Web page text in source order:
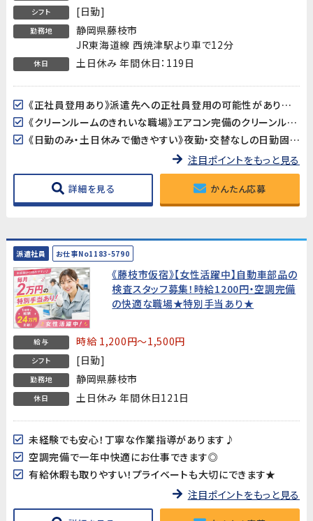
シフト [日勤]
勤務地
静岡県藤枝市
JR東海道線 西焼津駅より車で12分
休日 土日休み 年間休日：119日
《正社員登用あり》派遣先への正社員登用の可能性があります。腰を据えて長く働きたい方、キャリアアップを目指したい方にぴったりの職場です。
《クリーンルームのきれいな職場》エアコン完備のクリーンルーム（フル装備）での作業です。全体空調が整った清潔な環境で、夏も冬も快適に働けます。
《日勤のみ・土日休みで働きやすい》夜勤・交替なしの日勤固定。土日はしっかり休めるので、プライベートとのバランスが取りやすい環境です。
注目ポイントをもっと見る
詳細を見る かんたん応募
派遣社員 お仕事No1183-5790
《藤枝市仮宿》【女性活躍中】自動車部品の
検査スタッフ募集！時給1200円・空調完備
の快適な職場★特別手当あり★
給与 時給 1,200円～1,500円
シフト [日勤]
勤務地 静岡県藤枝市
休日 土日休み 年間休日121日
未経験でも安心！丁寧な作業指導があります♪
空調完備で一年中快適にお仕事できます◎
有給休暇も取りやすい！プライベートも大切にできます★
注目ポイントをもっと見る